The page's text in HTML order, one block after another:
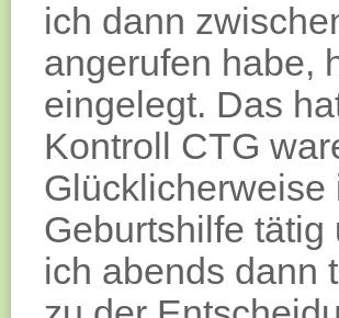
ich dann
angerufen habe,
eingelegt. Das
Kontroll CTG
Glücklicherweise
Geburtshilfe
ich abends dann